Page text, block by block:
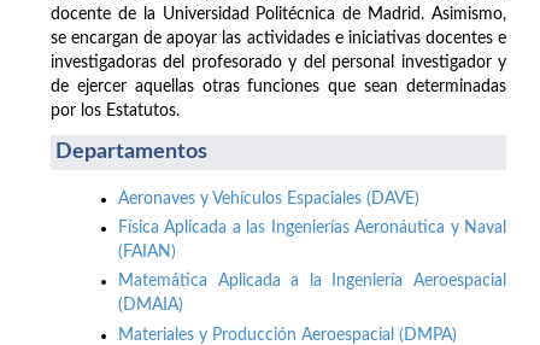
docente de la Universidad Politécnica de Madrid. Asimismo,
se encargan de apoyar las actividades e iniciativas docentes e
investigadoras del profesorado y del personal investigador y
de ejercer aquellas otras funciones que sean determinadas
por los Estatutos.
Departamentos
Aeronaves y Vehículos Espaciales (DAVE)
Física Aplicada a las Ingenierías Aeronáutica y Naval
(FAIAN)
Matemática Aplicada a la Ingeniería Aeroespacial
(DMAIA)
Materiales y Producción Aeroespacial (DMPA)